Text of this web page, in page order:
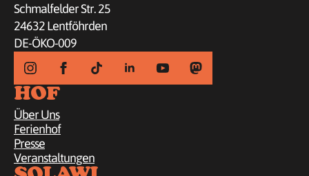
Schmalfelder Str. 25
24632 Lentföhrden
DE-ÖKO-009
HOF
Über Uns
Ferienhof
Presse
Veranstaltungen